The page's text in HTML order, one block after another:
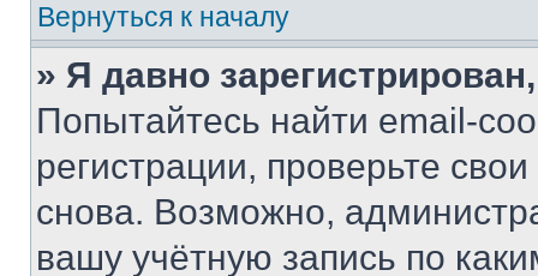
Вернуться к началу
» Я давно
Попытайтесь найти email-
регистрации, проверьте
снова. Возможно,
вашу учётную запись по